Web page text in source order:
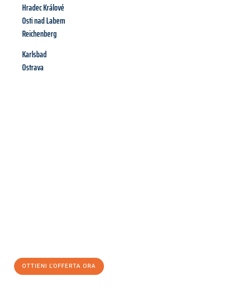
Hradec Králové
Osti nad Labem
Reichenberg
Karlsbad
Ostrava
OTTIENI L'OFFERTA ORA